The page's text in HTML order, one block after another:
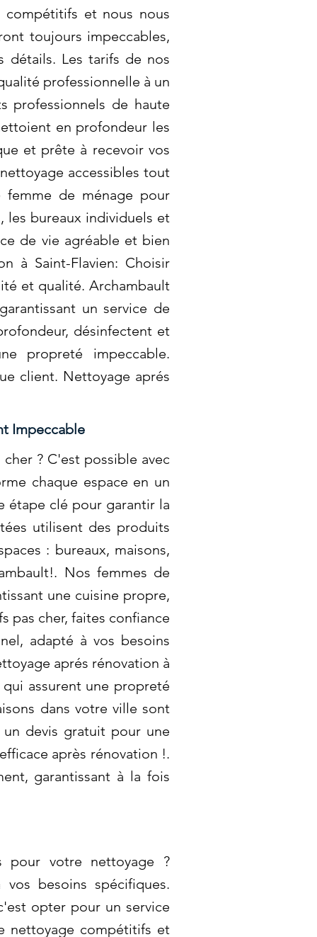
et nous nous
toujours impeccables,
détails. Les tarifs de nos
professionnelle à un
professionnels de haute
en profondeur les
et prête à recevoir vos
accessibles tout
femme de ménage pour
les bureaux individuels et
de vie agréable et bien
à Saint-Flavien: Choisir
et qualité. Archambault
un service de
désinfectent et
propreté impeccable.
client. Nettoyage aprés
Impeccable
? C'est possible avec
chaque espace en un
étape clé pour garantir la
utilisent des produits
: bureaux, maisons,
Nos femmes de
une cuisine propre,
pas cher, faites confiance
adapté à vos besoins
aprés rénovation à
assurent une propreté
dans votre ville sont
devis gratuit pour une
après rénovation !.
garantissant à la fois
pour votre nettoyage ?
besoins spécifiques.
opter pour un service
nettoyage compétitifs et